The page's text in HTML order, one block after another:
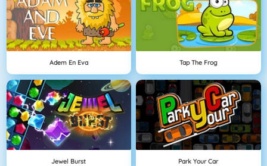
Adem En Eva Tap The Frog
Jewel Burst Park Your Car